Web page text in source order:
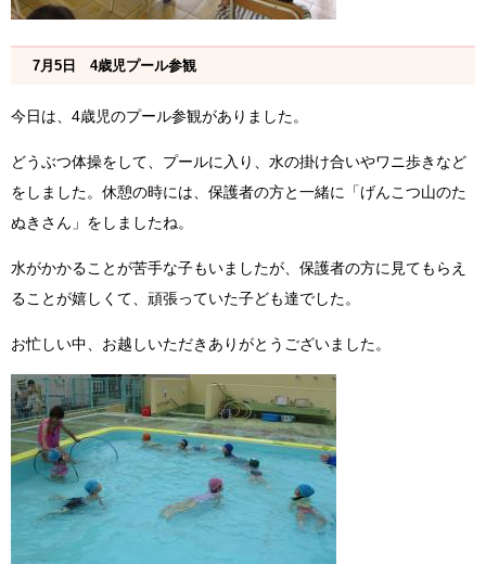
7月5日 4歳児プール参観
今日は、4歳児のプール参観がありました。
どうぶつ体操をして、プールに入り、水の掛け合いやワニ歩きなど
をしました。休憩の時には、保護者の方と一緒に「げんこつ山のた
ぬきさん」をしましたね。
水がかかることが苦手な子もいましたが、保護者の方に見てもらえ
ることが嬉しくて、頑張っていた子ども達でした。
お忙しい中、お越しいただきありがとうございました。